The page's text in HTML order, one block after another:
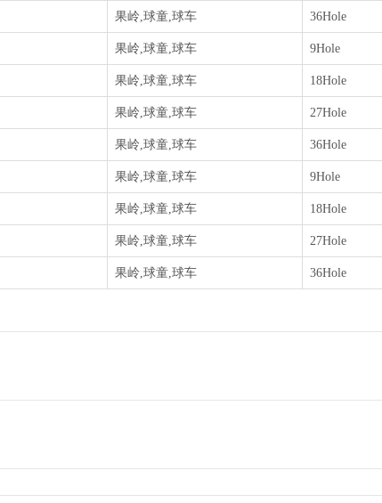
果岭,球童,球车 36Hole
果岭,球童,球车 9Hole
果岭,球童,球车 18Hole
果岭,球童,球车 27Hole
果岭,球童,球车 36Hole
果岭,球童,球车 9Hole
果岭,球童,球车 18Hole
果岭,球童,球车 27Hole
果岭,球童,球车 36Hole